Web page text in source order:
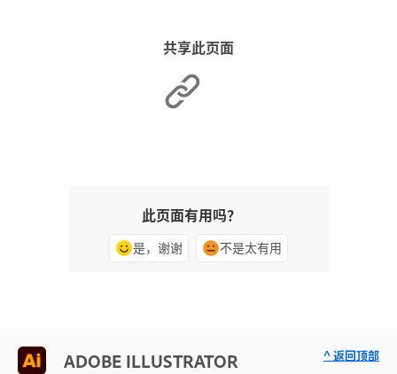
共享此页面
此页面有用吗？
是，谢谢 不是太有用
ADOBE ILLUSTRATOR ^ 返回顶部